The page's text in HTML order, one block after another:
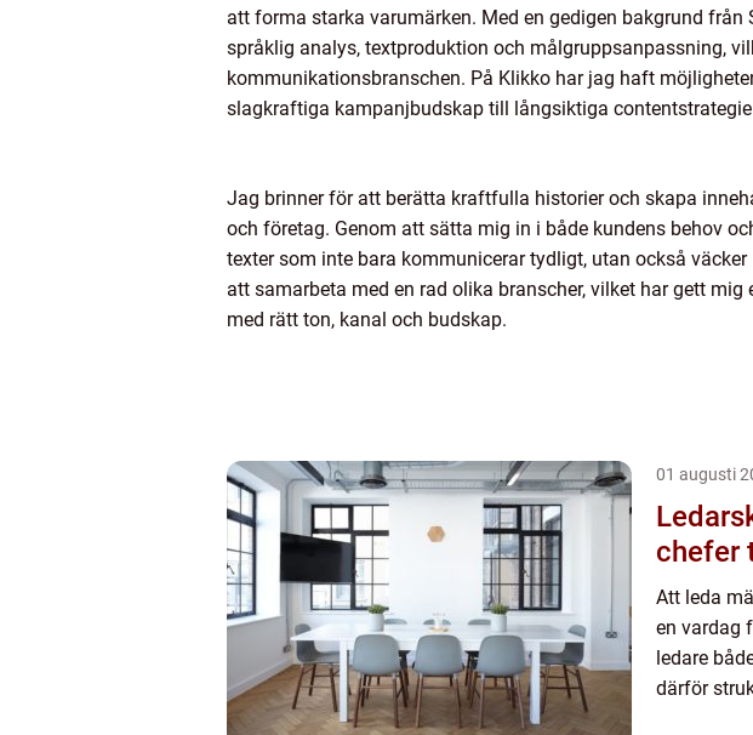
att forma starka varumärken. Med en gedigen bakgrund
språklig analys, textproduktion och målgruppsanpassning,
kommunikationsbranschen. På Klikko har jag haft
slagkraftiga kampanjbudskap till långsiktiga
Jag brinner för att berätta kraftfulla historier och skapa
och företag. Genom att sätta mig in i både kundens behov
texter som inte bara kommunicerar tydligt, utan också
att samarbeta med en rad olika branscher, vilket har gett
med rätt ton, kanal och budskap.
01 augusti
chefer
Att leda
en vardag
ledare
därför